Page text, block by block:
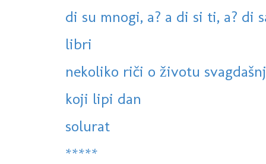
di su mnogi, a? a di si ti, a? di
libri
nekoliko riči o životu
koji lipi dan
solurat
*****